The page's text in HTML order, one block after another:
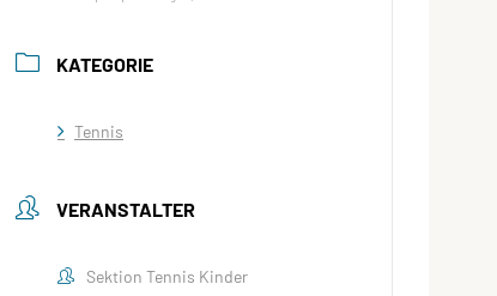
KATEGORIE
Tennis
VERANSTALTER
Sektion Tennis Kinder